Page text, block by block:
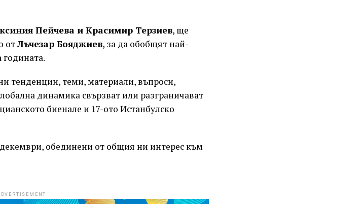
Пейчева и Красимир Терзиев, ще
отЛъчезар Бояджиев, за да обобщят най-
тенденции, теми, материали, въпроси,
динамика свързват или разграничават
биенале и 17-ото Истанбулско
обединени от общия ни интерес към